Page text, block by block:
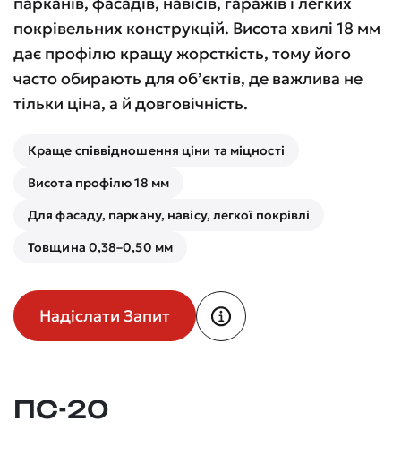
покрівельних конструкцій. Висота хвилі 18 мм
дає профілю кращу жорсткість, тому його
часто обирають для об’єктів, де важлива не
тільки ціна, а й довговічність.
Краще співвідношення ціни та міцності
Висота профілю 18 мм
Для фасаду, паркану, навісу, легкої покрівлі
Товщина 0,38–0,50 мм
Надіслати Запит
ПС-20